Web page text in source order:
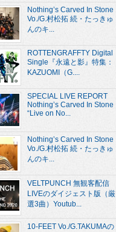
Nothing’s Carved In Stone
Vo./G.村松拓 続・たっきゅ
んのキ...
ROTTENGRAFFTY Digital
Single『永遠と影』特集：
KAZUOMI（G....
SPECIAL LIVE REPORT
Nothing’s Carved In Stone
“Live on No...
Nothing’s Carved In Stone
Vo./G.村松拓 続・たっきゅ
んのキ...
VELTPUNCH 無観客配信
LIVEのダイジェスト版（厳
選3曲）Youtub...
10-FEET Vo./G.TAKUMAの